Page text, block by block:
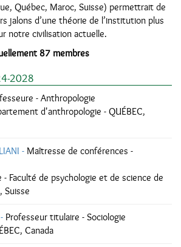
Québec, Maroc, Suisse) permettrait de
jalons d’une théorie de l’institution plus
notre civilisation actuelle.
87 membres
2028
- Anthropologie
d'anthropologie - QUÉBEC,
- Maîtresse de conférences -
- Faculté de psychologie et de science de
Suisse
Professeur titulaire - Sociologie
Canada